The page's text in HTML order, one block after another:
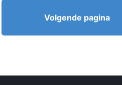
Volgende pagina